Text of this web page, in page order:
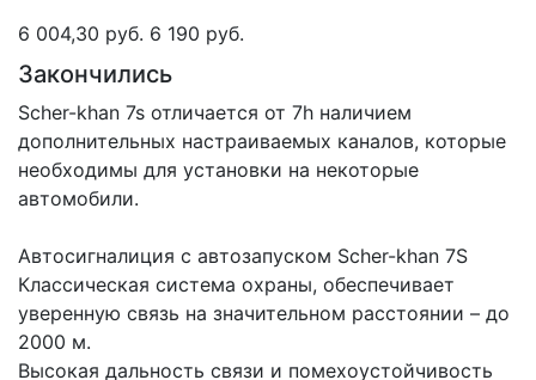
6 004,30 руб. 6 190 руб.
Закончились
Scher-khan 7s отличается от 7h наличием
дополнительных настраиваемых каналов, которые
необходимы для установки на некоторые
автомобили.
Автосигналиция с автозапуском Scher-khan 7S
Классическая система охраны, обеспечивает
уверенную связь на значительном расстоянии – до
2000 м.
Высокая дальность связи и помехоустойчивость